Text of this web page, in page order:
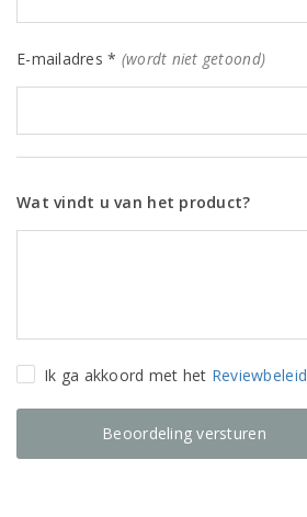
E-mailadres * (wordt niet getoond)
Wat vindt u van het product?
Ik ga akkoord met het Reviewbeleid